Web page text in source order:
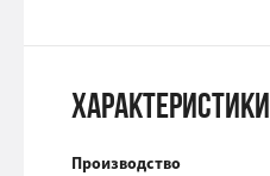
Характеристики
Производство